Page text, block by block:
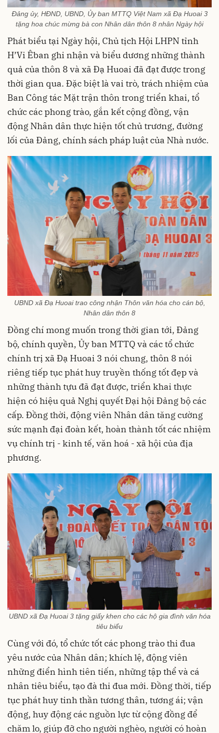
Đảng ủy, HĐND, UBND, Ủy ban MTTQ Việt Nam xã Đạ Huoai 3
tặng hoa chúc mừng bà con Nhân dân thôn 8 nhân Ngày hội
Phát biểu tại Ngày hội, Chủ tịch Hội LHPN tỉnh
H’Vi Êban ghi nhận và biểu dương những thành
quả của thôn 8 và xã Đạ Huoai đã đạt được trong
thời gian qua. Đặc biệt là vai trò, trách nhiệm của
Ban Công tác Mặt trận thôn trong triển khai, tổ
chức các phong trào, gắn kết cộng đồng, vận
động Nhân dân thực hiện tốt chủ trương, đường
lối của Đảng, chính sách pháp luật của Nhà nước.
UBND xã Đạ Huoai trao công nhận Thôn văn hóa cho cán bộ,
Nhân dân thôn 8
Đồng chí mong muốn trong thời gian tới, Đảng
bộ, chính quyền, Ủy ban MTTQ và các tổ chức
chính trị xã Đạ Huoai 3 nói chung, thôn 8 nói
riêng tiếp tục phát huy truyền thống tốt đẹp và
những thành tựu đã đạt được, triển khai thực
hiện có hiệu quả Nghị quyết Đại hội Đảng bộ các
cấp. Đồng thời, động viên Nhân dân tăng cường
sức mạnh đại đoàn kết, hoàn thành tốt các nhiệm
vụ chính trị - kinh tế, văn hoá - xã hội của địa
phương.
UBND xã Đạ Huoai 3 tặng giấy khen cho các hộ gia đình văn hóa
tiêu biểu
Cùng với đó, tổ chức tốt các phong trào thi đua
yêu nước của Nhân dân; khích lệ, động viên
những điển hình tiên tiến, những tập thể và cá
nhân tiêu biểu, tạo đà thi đua mới. Đồng thời, tiếp
tục phát huy tinh thần tương thân, tương ái; vận
động, huy động các nguồn lực từ cộng đồng để
chăm lo, giúp đỡ cho người nghèo, người có hoàn